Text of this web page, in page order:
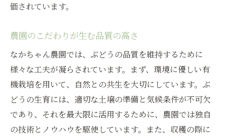
価されています。
農園のこだわりが生む品質の高さ
なかちゃん農園では、ぶどうの品質を維持するために
様々な工夫が凝らされています。まず、環境に優しい有
機栽培を用いて、自然との共生を大切にしています。ぶ
どうの生育には、適切な土壌の準備と気候条件が不可欠
であり、それを最大限に活用するために、農園では独自
の技術とノウハウを駆使しています。また、収穫の際に